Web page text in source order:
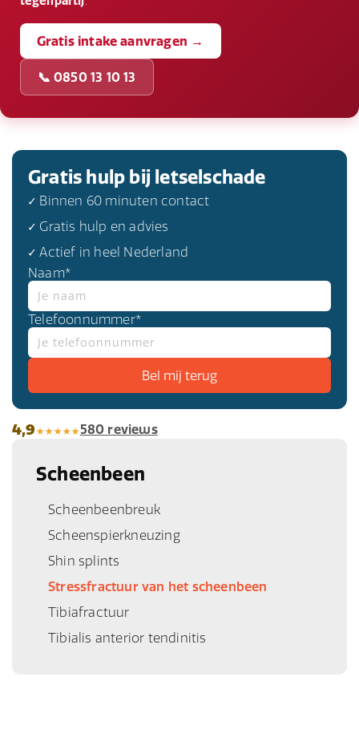
Gratis intake aanvragen →
📞 0850 13 10 13
Gratis hulp bij letselschade
✓ Binnen 60 minuten contact
✓ Gratis hulp en advies
✓ Actief in heel Nederland
Naam*
Telefoonnummer*
4,9 580 reviews
Scheenbeen
Scheenbeenbreuk
Scheenspierkneuzing
Shin splints
Stressfractuur van het scheenbeen
Tibiafractuur
Tibialis anterior tendinitis